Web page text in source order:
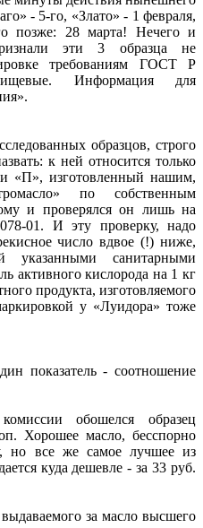
- 5-го, «Злато» - 1 февраля,
позже: 28 марта! Нечего и
эти 3 образца не
требованиям ГОСТ Р
Информация для
образцов, строго
к ней относится только
«П», изготовленный нашим,
по собственным
и проверялся он лишь на
01. И эту проверку, надо
число вдвое (!) ниже,
указанными санитарными
активного кислорода на 1 кг
продукта, изготовляемого
у «Луидора» тоже
показатель - соотношение
обошелся образец
Хорошее масло, бесспорно
но все же самое лучшее из
куда дешевле - за 33 руб.
за масло высшего